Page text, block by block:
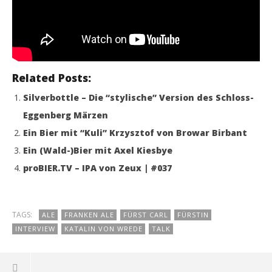
Related Posts:
Silverbottle – Die “stylische” Version des Schloss-
Eggenberg Märzen
Ein Bier mit “Kuli” Krzysztof von Browar Birbant
Ein (Wald-)Bier mit Axel Kiesbye
proBIER.TV – IPA von Zeux | #037
TAGS: ALE FRANKEN ALE FÜRST CARL
FÜRSTIN
INTERVIEW
KATALIN VON WREDE TALK